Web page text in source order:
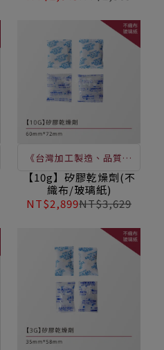
《台灣加工製造、品質穩
定》防潮及吸濕效果，避
免多餘的水分造成不良品
發生 / 保護產品延長使用
期限 / 囤食儲物好幫手 /
吸收食品中濕氣 / 延長食
品保存期限
【10g】矽膠乾燥劑(不
織布/玻璃紙)
NT$2,899NT$3,629